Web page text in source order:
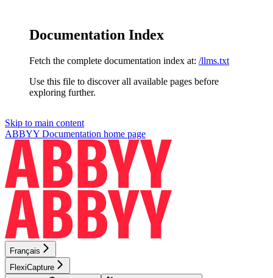
Documentation Index
Fetch the complete documentation index at: /llms.txt
Use this file to discover all available pages before
exploring further.
Skip to main content
ABBYY Documentation home page
Français
FlexiCapture